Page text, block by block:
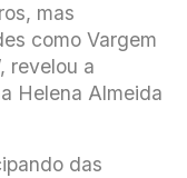
mas
como Vargem
revelou a
Helena Almeida
das